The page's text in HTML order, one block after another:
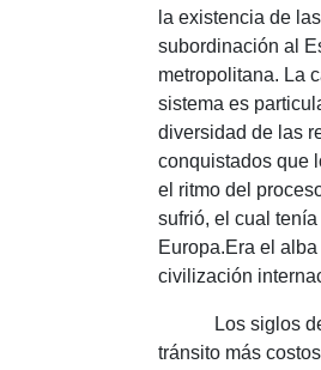
la existencia de
subordinación al
metropolitana. La
sistema es
diversidad de las
conquistados que
el ritmo del
sufrió, el cual
Europa.Era el
civilización
Los siglos
tránsito más